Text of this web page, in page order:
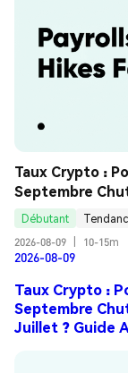
Taux Crypto :
Septembre
Juillet ? Guide
Débutant
2026-08-09
10-15m
2026-08-09
Taux Crypto :
Septembre
Juillet ? Guide